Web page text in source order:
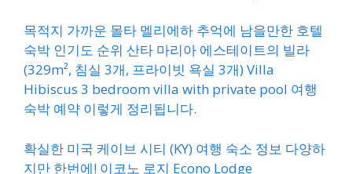
목적지 가까운 몰타 멜리에하 추억에 남을만한 호텔
숙박 인기도 순위 산타 마리아 에스테이트의 빌라
(329m², 침실 3개, 프라이빗 욕실 3개) Villa
Hibiscus 3 bedroom villa with private pool 여행
숙박 예약 이렇게 정리됩니다.
확실한 미국 케이브 시티 (KY) 여행 숙소 정보 다양하
지만 한번에! 이코노 로지 Econo Lodge